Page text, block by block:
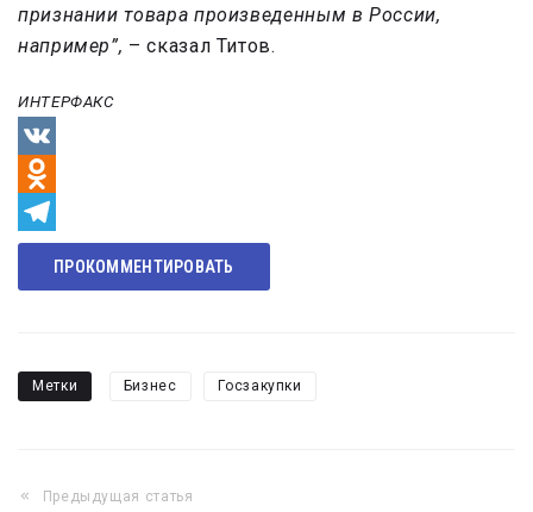
признании товара произведенным в России,
например”, – сказал Титов.
ИНТЕРФАКС
VK
Odnoklassniki
Telegram
ПРОКОММЕНТИРОВАТЬ
Метки Бизнес Госзакупки
Навигация
Предыдущая статья